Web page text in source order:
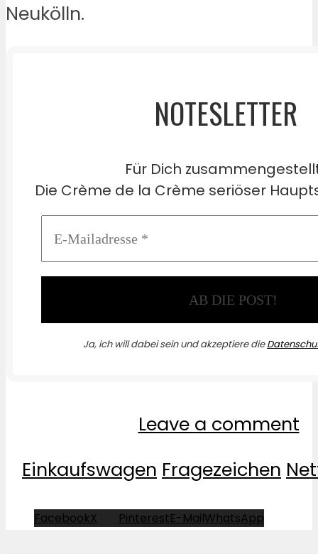
Neukölln.
NOTESLETTER
Für Dich
Die Crème de la Crème seriöser
Ja, ich will dabei sein und akzeptiere die
Leave a comment
Einkaufswagen Fragezeichen
FacebookX PinterestE-MailWhatsApp